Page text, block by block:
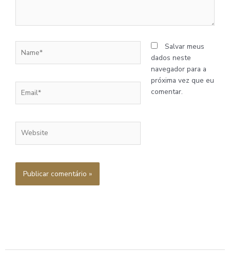
Salvar meus
dados neste
navegador para a
próxima vez que eu
comentar.